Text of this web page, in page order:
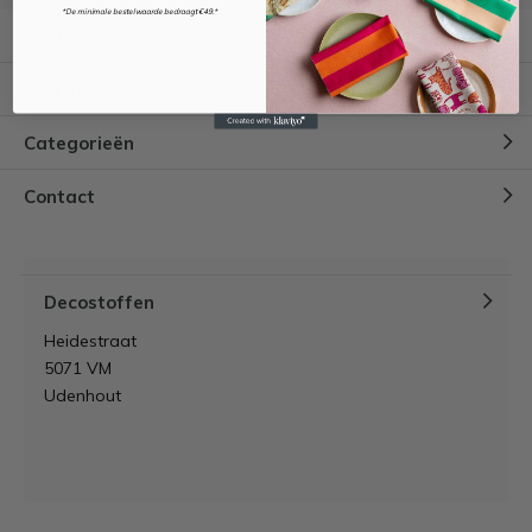
Categorieën
Contact
Decostoffen
Heidestraat
5071 VM
Udenhout
*De minimale bestelwaarde bedraagt €49.*